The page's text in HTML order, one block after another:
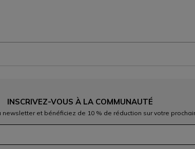
INSCRIVEZ-VOUS À LA COMMUNAUTÉ
newsletter et bénéficiez de 10 % de réduction sur votre